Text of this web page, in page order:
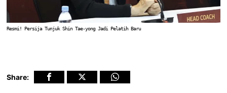
Resmi! Persija Tunjuk Shin Tae-yong Jadi Pelatih Baru
Share: